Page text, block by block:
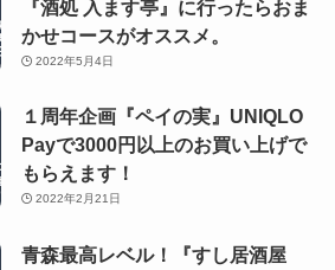
『酒処 入ます亭』に行ったらおま
かせコースがオススメ。
2022年5月4日
１周年企画『ペイの実』UNIQLO
Payで3000円以上のお買い上げで
もらえます！
2022年2月21日
青森最高レベル！『すし居酒屋